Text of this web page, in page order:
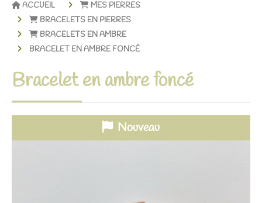
ACCUEIL
MES PIERRES
BRACELETS EN PIERRES
BRACELETS EN AMBRE
BRACELET EN AMBRE FONCÉ
Bracelet en ambre foncé
Nouveau